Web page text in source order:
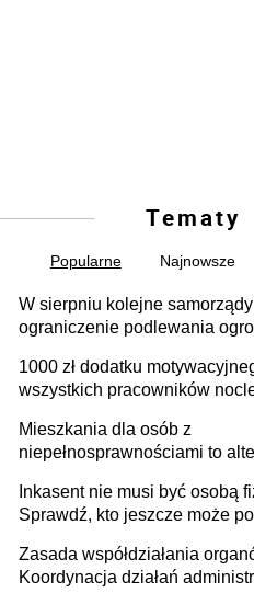
Tematy
Popularne Najnowsze
W sierpniu kolejne
ograniczenie podlewania
może objąć cały kraj
1000 zł dodatku
wszystkich pracowników
Mieszkania dla osób z
niepełnosprawnościami to
samodzielnie lub z rodziną
Inkasent nie musi być osobą
Sprawdź, kto jeszcze może
Zasada współdziałania
Koordynacja działań